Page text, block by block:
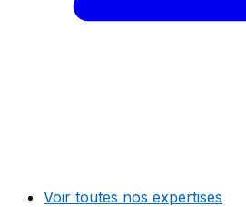
Voir toutes nos expertises